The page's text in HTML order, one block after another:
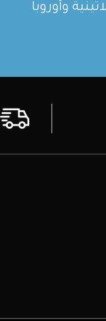
وأوروبا